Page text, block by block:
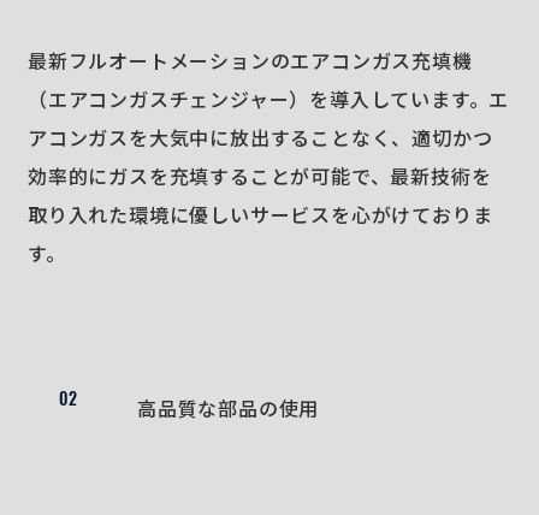
最新フルオートメーションのエアコンガス充填機
（エアコンガスチェンジャー）を導入しています。エ
アコンガスを大気中に放出することなく、適切かつ
効率的にガスを充填することが可能で、最新技術を
取り入れた環境に優しいサービスを心がけておりま
す。
02 高品質な部品の使用